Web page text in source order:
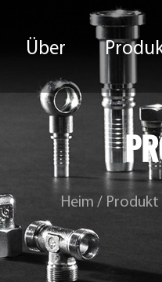
Über
Heim / Produkt